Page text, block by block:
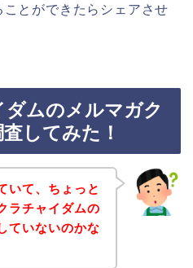
とができたらシェアさせ
ムのメルマガク
してみた！
いて、ちょっと
ラチャイダムの
ていないのかな